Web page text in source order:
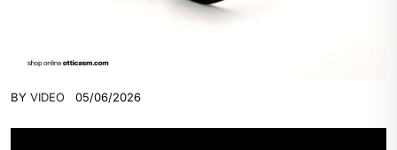
BY VIDEO 05/06/2026